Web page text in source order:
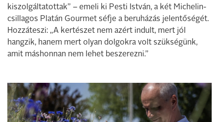
kiszolgáltatottak” – emeli ki Pesti István, a két Michelin-
csillagos Platán Gourmet séfje a beruházás jelentőségét.
Hozzáteszi: „A kertészet nem azért indult, mert jól
hangzik, hanem mert olyan dolgokra volt szükségünk,
amit máshonnan nem lehet beszerezni.”